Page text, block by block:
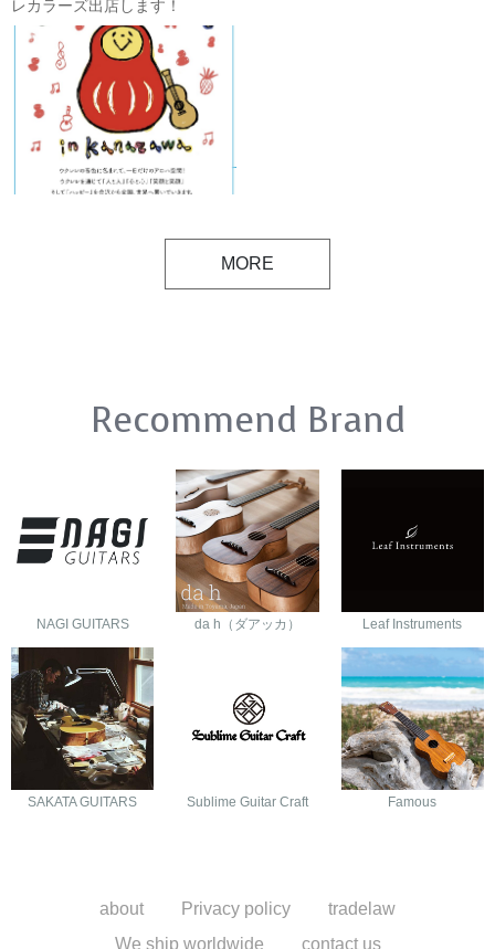
レカラーズ出店します！
【8/19(sat)】
MORE
Recommend Brand
NAGI GUITARS da h（ダアッカ） Leaf Instruments
SAKATA GUITARS Sublime Guitar Craft Famous
about Privacy policy
tradelaw
We ship worldwide
contact us